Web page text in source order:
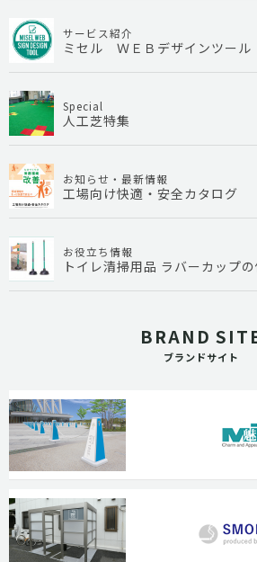
サービス紹介
ミセル ＷＥＢデザインツール
Special
人工芝特集
お知らせ・最新情報
工場向け快適・安全カタログ
お役立ち情報
トイレ清掃用品 ラバーカップ
BRAND
ブランドサイト